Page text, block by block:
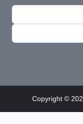
Copyright ©